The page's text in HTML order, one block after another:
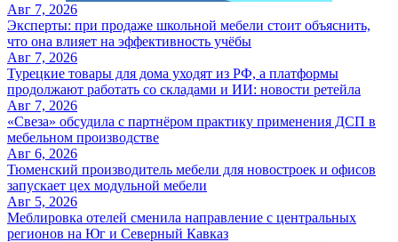
Авг 7, 2026
Эксперты: при продаже школьной мебели стоит объяснить,
что она влияет на эффективность учёбы
Авг 7, 2026
Турецкие товары для дома уходят из РФ, а платформы
продолжают работать со складами и ИИ: новости ретейла
Авг 7, 2026
«Свеза» обсудила с партнёром практику применения ДСП в
мебельном производстве
Авг 6, 2026
Тюменский производитель мебели для новостроек и офисов
запускает цех модульной мебели
Авг 5, 2026
Меблировка отелей сменила направление с центральных
регионов на Юг и Северный Кавказ